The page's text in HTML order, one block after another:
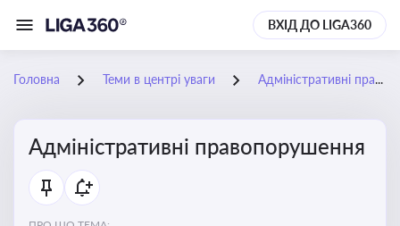
ВХІД ДО LIGA360
Головна Теми в центрі уваги Адміністративні правопорушення
Адміністративні правопорушення